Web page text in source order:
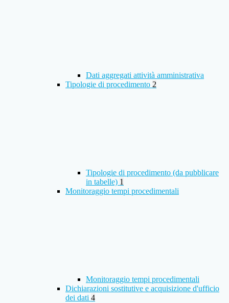
Dati aggregati attività amministrativa
Tipologie di procedimento 2
Tipologie di procedimento (da pubblicare
in tabelle) 1
Monitoraggio tempi procedimentali
Monitoraggio tempi procedimentali
Dichiarazioni sostitutive e acquisizione d'ufficio
dei dati 4